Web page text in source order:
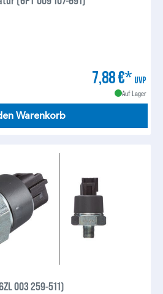
7,88 €* UVP
Auf Lager
Warenkorb
003 259-511)